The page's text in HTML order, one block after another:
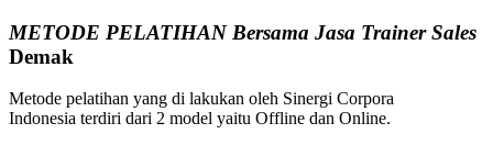
METODE PELATIHAN Bersama Jasa Trainer Sales
Demak
Metode pelatihan yang di lakukan oleh Sinergi Corpora
Indonesia terdiri dari 2 model yaitu Offline dan Online.